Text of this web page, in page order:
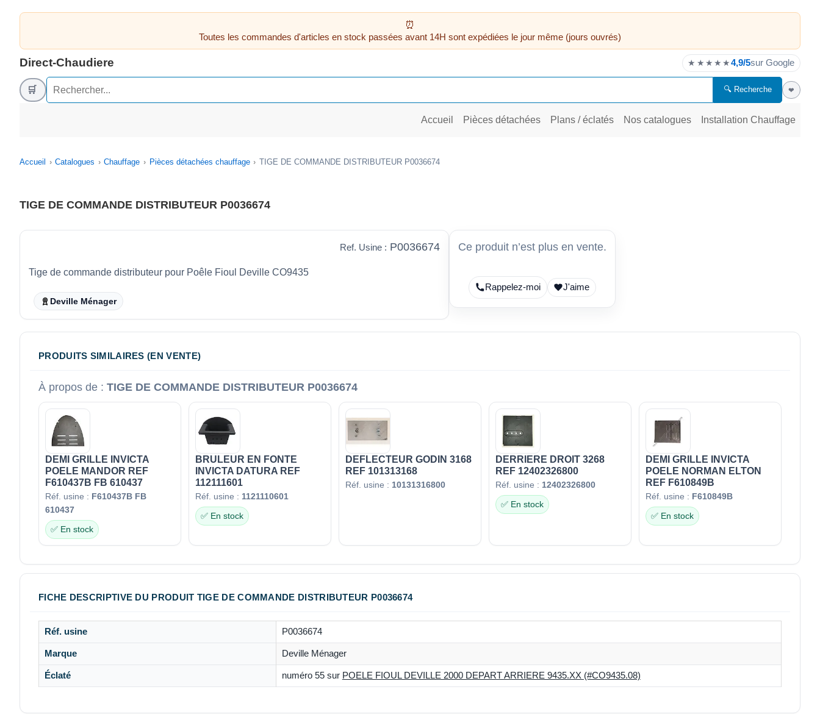
Toutes les commandes d'articles en stock passées avant 14H sont expédiées le jour même (jours ouvrés)
Direct-Chaudiere ★★★★★4,9/5sur Google
🛒 🔍 Recherche ❤
Accueil Pièces détachées Plans / éclatés Nos catalogues Installation Chauffage
Accueil Catalogues Chauffage Pièces détachées chauffage TIGE DE COMMANDE DISTRIBUTEUR P0036674
TIGE DE COMMANDE DISTRIBUTEUR P0036674
Ref. Usine : P0036674
Tige de commande distributeur pour Poêle Fioul Deville CO9435
Deville Ménager
Ce produit n’est plus en vente.
Rappelez-moi J'aime
PRODUITS SIMILAIRES (EN VENTE)
À propos de : TIGE DE COMMANDE DISTRIBUTEUR P0036674
DEMI GRILLE INVICTA
POELE MANDOR REF
F610437B FB 610437
Réf. usine : F610437B FB
610437
✅ En stock
BRULEUR EN FONTE
INVICTA DATURA REF
112111601
Réf. usine : 1121110601
✅ En stock
DEFLECTEUR GODIN 3168
REF 101313168
Réf. usine : 10131316800
DERRIERE DROIT 3268
REF 12402326800
Réf. usine : 12402326800
✅ En stock
DEMI GRILLE INVICTA
POELE NORMAN ELTON
REF F610849B
Réf. usine : F610849B
✅ En stock
FICHE DESCRIPTIVE DU PRODUIT TIGE DE COMMANDE DISTRIBUTEUR P0036674
Réf. usine P0036674
Marque Deville Ménager
Éclaté numéro 55 sur POELE FIOUL DEVILLE 2000 DEPART ARRIERE 9435.XX (#CO9435.08)